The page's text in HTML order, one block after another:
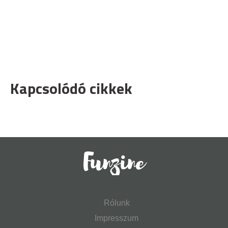
Kapcsolódó cikkek
Rólunk
Impresszum